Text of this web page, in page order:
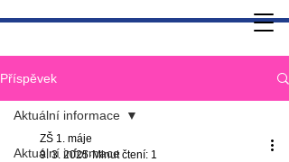
Příspěvek
Aktuální informace
Aktuální informace
ZŠ 1. máje
9. 3. 2025 Minut čtení: 1